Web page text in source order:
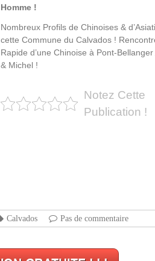
Homme !
Nombreux Profils de Chinoises &
cette Commune du Calvados !
Rapide d’une Chinoise à Pont-
& Michel !
Notez Cette
Publication !
Calvados Pas de commentaire